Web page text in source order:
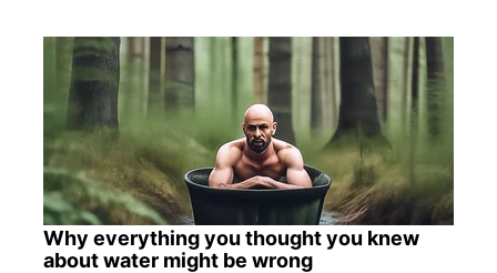
Why everything you thought you knew
about water might be wrong